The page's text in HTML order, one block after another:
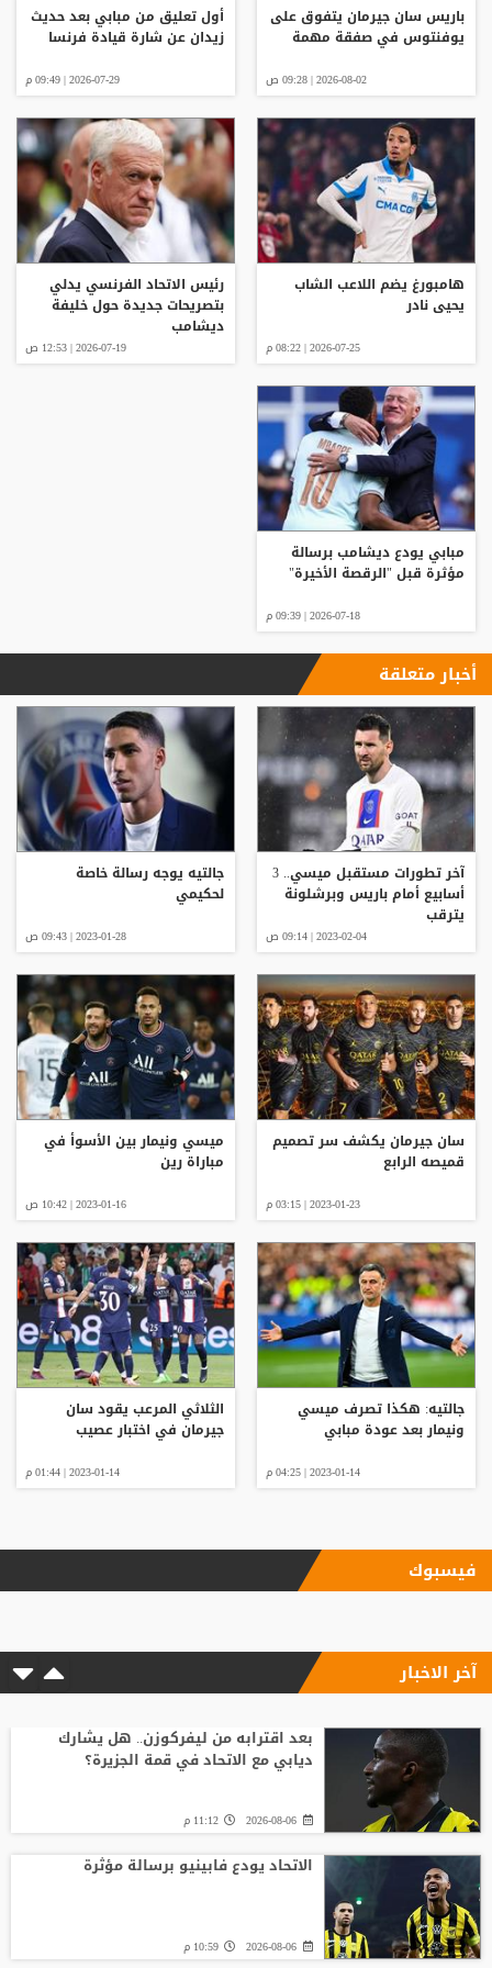
باريس سان جيرمان يتفوق على
يوفنتوس في صفقة مهمة
2026-08-02 | 09:28 ص
أول تعليق من مبابي بعد حديث
زيدان عن شارة قيادة فرنسا
2026-07-29 | 09:49 م
هامبورغ يضم اللاعب الشاب
يحيى نادر
2026-07-25 | 08:22 م
رئيس الاتحاد الفرنسي يدلي
بتصريحات جديدة حول خليفة
ديشامب
2026-07-19 | 12:53 ص
مبابي يودع ديشامب برسالة
مؤثرة قبل "الرقصة الأخيرة"
2026-07-18 | 09:39 م
أخبار متعلقة
آخر تطورات مستقبل ميسي.. 3
أسابيع أمام باريس وبرشلونة
يترقب
2023-02-04 | 09:14 ص
جالتيه يوجه رسالة خاصة
لحكيمي
2023-01-28 | 09:43 ص
سان جيرمان يكشف سر تصميم
قميصه الرابع
2023-01-23 | 03:15 م
ميسي ونيمار بين الأسوأ في
مباراة رين
2023-01-16 | 10:42 ص
جالتيه: هكذا تصرف ميسي
ونيمار بعد عودة مبابي
2023-01-14 | 04:25 م
الثلاثي المرعب يقود سان
جيرمان في اختبار عصيب
2023-01-14 | 01:44 م
فيسبوك
آخر الاخبار
بعد اقترابه من ليفركوزن.. هل يشارك
ديابي مع الاتحاد في قمة الجزيرة؟
2026-08-06 11:12 م
الاتحاد يودع فابينيو برسالة مؤثرة
2026-08-06 10:59 م